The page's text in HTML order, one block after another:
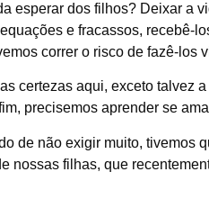
esperar dos filhos? Deixar a
e fracassos, recebê-
correr o risco de fazê-los
certezas aqui, exceto talvez
precisemos aprender se
de não exigir muito, tivemos
nossas filhas, que